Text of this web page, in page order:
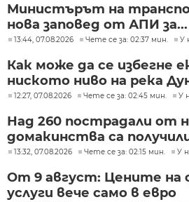
Министърът на
нова заповед от АПИ за...
13:44, 07.08.2026 Чете се за: 02:37 мин. У
Как може да се избегне
ниското ниво на река
12:27, 07.08.2026 Чете се за: 02:45 мин. У
Над 260 пострадали от
домакинства са
13:32, 07.08.2026 Чете се за: 02:15 мин. У
От 9 август: Цените на
услуги вече само в евро